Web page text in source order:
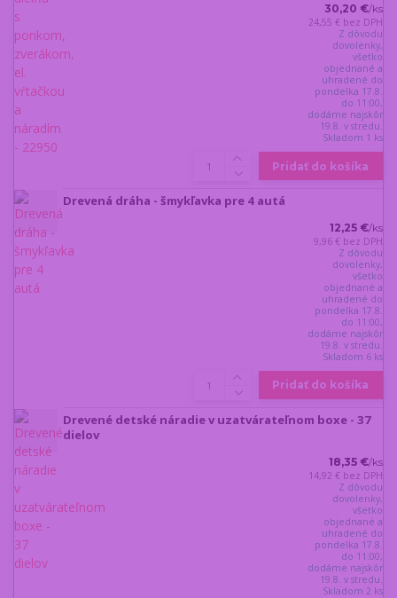
30,20 €/ks
24,55 € bez DPH
Z dôvodu
dovolenky,
všetko
objednané a
uhradené do
pondelka 17.8.
do 11:00,
dodáme najskôr
19.8. v stredu.
Skladom 1 ks
Pridať do košíka
Drevená dráha - šmykľavka pre 4 autá
12,25 €/ks
9,96 € bez DPH
Z dôvodu
dovolenky,
všetko
objednané a
uhradené do
pondelka 17.8.
do 11:00,
dodáme najskôr
19.8. v stredu.
Skladom 6 ks
Pridať do košíka
Drevené detské náradie v uzatvárateľnom boxe - 37
dielov
18,35 €/ks
14,92 € bez DPH
Z dôvodu
dovolenky,
všetko
objednané a
uhradené do
pondelka 17.8.
do 11:00,
dodáme najskôr
19.8. v stredu.
Skladom 2 ks